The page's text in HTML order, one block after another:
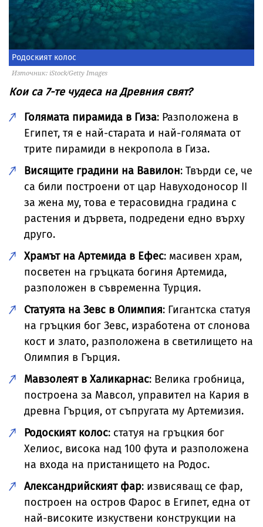
Родоският колос
Източник: iStock/Getty Images
Кои са 7-те чудеса на Древния свят?
Голямата пирамида в Гиза: Разположена в
Египет, тя е най-старата и най-голямата от
трите пирамиди в некропола в Гиза.
Висящите градини на Вавилон: Твърди се, че
са били построени от цар Навуходоносор II
за жена му, това е терасовидна градина с
растения и дървета, подредени едно върху
друго.
Храмът на Артемида в Ефес: масивен храм,
посветен на гръцката богиня Артемида,
разположен в съвременна Турция.
Статуята на Зевс в Олимпия: Гигантска статуя
на гръцкия бог Зевс, изработена от слонова
кост и злато, разположена в светилището на
Олимпия в Гърция.
Мавзолеят в Халикарнас: Велика гробница,
построена за Мавсол, управител на Кария в
древна Гърция, от съпругата му Артемизия.
Родоският колос: статуя на гръцкия бог
Хелиос, висока над 100 фута и разположена
на входа на пристанището на Родос.
Александрийският фар: извисяващ се фар,
построен на остров Фарос в Египет, една от
най-високите изкуствени конструкции на